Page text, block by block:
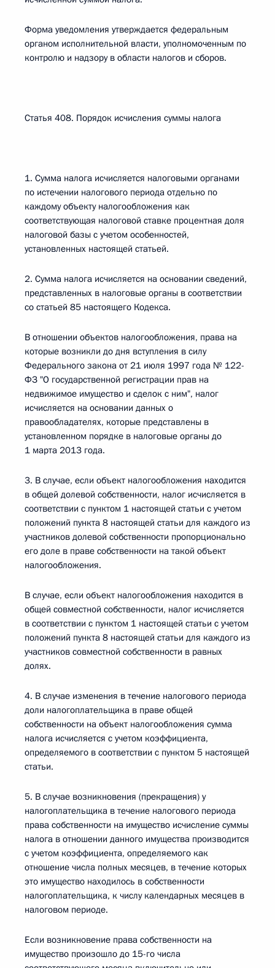
Форма уведомления утверждается федеральным
органом исполнительной власти, уполномоченным по
контролю и надзору в области налогов и сборов.
Статья 408. Порядок исчисления суммы налога
1. Сумма налога исчисляется налоговыми органами
по истечении налогового периода отдельно по
каждому объекту налогообложения как
соответствующая налоговой ставке процентная доля
налоговой базы с учетом особенностей,
установленных настоящей статьей.
2. Сумма налога исчисляется на основании сведений,
представленных в налоговые органы в соответствии
со статьей 85 настоящего Кодекса.
В отношении объектов налогообложения, права на
которые возникли до дня вступления в силу
Федерального закона от 21 июля 1997 года № 122-
ФЗ "О государственной регистрации прав на
недвижимое имущество и сделок с ним", налог
исчисляется на основании данных о
правообладателях, которые представлены в
установленном порядке в налоговые органы до
1 марта 2013 года.
3. В случае, если объект налогообложения находится
в общей долевой собственности, налог исчисляется в
соответствии с пунктом 1 настоящей статьи с учетом
положений пункта 8 настоящей статьи для каждого из
участников долевой собственности пропорционально
его доле в праве собственности на такой объект
налогообложения.
В случае, если объект налогообложения находится в
общей совместной собственности, налог исчисляется
в соответствии с пунктом 1 настоящей статьи с учетом
положений пункта 8 настоящей статьи для каждого из
участников совместной собственности в равных
долях.
4. В случае изменения в течение налогового периода
доли налогоплательщика в праве общей
собственности на объект налогообложения сумма
налога исчисляется с учетом коэффициента,
определяемого в соответствии с пунктом 5 настоящей
статьи.
5. В случае возникновения (прекращения) у
налогоплательщика в течение налогового периода
права собственности на имущество исчисление суммы
налога в отношении данного имущества производится
с учетом коэффициента, определяемого как
отношение числа полных месяцев, в течение которых
это имущество находилось в собственности
налогоплательщика, к числу календарных месяцев в
налоговом периоде.
Если возникновение права собственности на
имущество произошло до 15-го числа